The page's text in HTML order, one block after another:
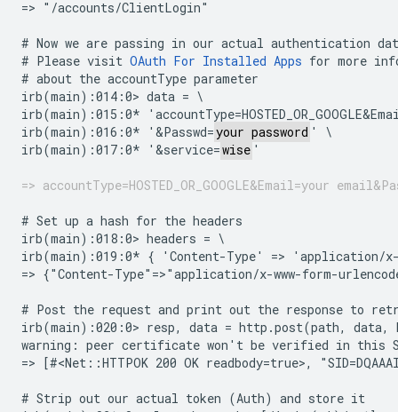
=> "/accounts/ClientLogin"
# Now we are passing in our actual authentication
# Please visit OAuth For Installed Apps for more
# about the accountType parameter
irb(main):014:0> data = \
irb(main):015:0*
irb(main):016:0* '&Passwd=your password ' \
irb(main):017:0* '&service=wise '
=> accountType=HOSTED_OR_GOOGLE&Email=your
# Set up a hash for the headers
irb(main):018:0> headers = \
irb(main):019:0* { 'Content-Type' => 'application/x-
=> {"Content-Type"=>"application/x-www-form-
# Post the request and print out the response to
irb(main):020:0> resp, data = http.post(path, data,
warning: peer certificate won't be verified in this
=> [#<Net::HTTPOK 200 OK readbody=true>,
# Strip out our actual token (Auth) and store it